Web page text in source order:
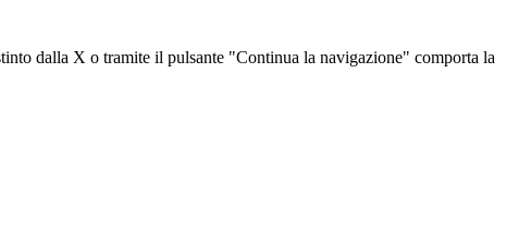
dalla X o tramite il pulsante "Continua la navigazione" comporta la